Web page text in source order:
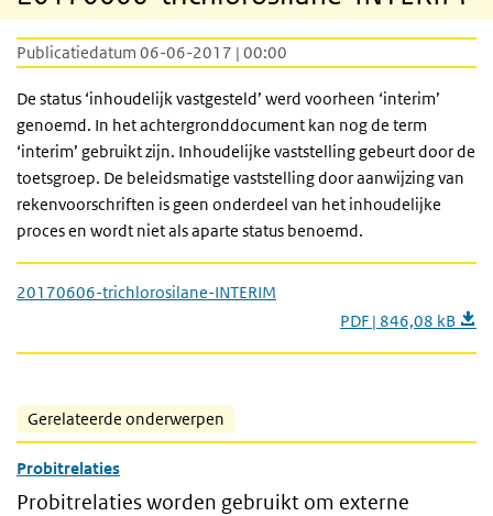
Publicatiedatum 06-06-2017 | 00:00
De status ‘inhoudelijk vastgesteld’ werd voorheen ‘interim’
genoemd. In het achtergronddocument kan nog de term
‘interim’ gebruikt zijn. Inhoudelijke vaststelling gebeurt door de
toetsgroep. De beleidsmatige vaststelling door aanwijzing van
rekenvoorschriften is geen onderdeel van het inhoudelijke
proces en wordt niet als aparte status benoemd.
20170606-trichlorosilane-INTERIM
PDF | 846,08 kB
Gerelateerde onderwerpen
Probitrelaties
Probitrelaties worden gebruikt om externe